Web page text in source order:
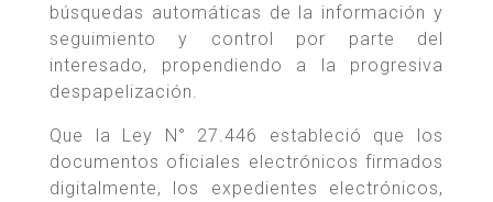
búsquedas automáticas de la información y
seguimiento y control por parte del
interesado, propendiendo a la progresiva
despapelización.
Que la Ley N° 27.446 estableció que los
documentos oficiales electrónicos firmados
digitalmente, los expedientes electrónicos,